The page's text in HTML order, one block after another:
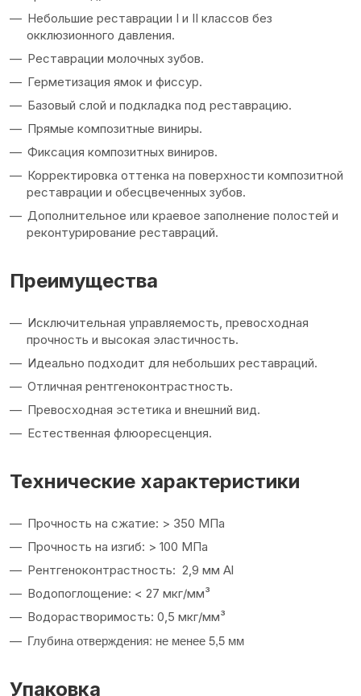
Небольшие реставрации I и II классов без
окклюзионного давления.
Реставрации молочных зубов.
Герметизация ямок и фиссур.
Базовый слой и подкладка под реставрацию.
Прямые композитные виниры.
Фиксация композитных виниров.
Корректировка оттенка на поверхности композитной
реставрации и обесцвеченных зубов.
Дополнительное или краевое заполнение полостей и
реконтурирование реставраций.
Преимущества
Исключительная управляемость, превосходная
прочность и высокая эластичность.
Идеально подходит для небольших реставраций.
Отличная рентгеноконтрастность.
Превосходная эстетика и внешний вид.
Естественная флюоресценция.
Технические характеристики
Прочность на сжатие: > 350 МПа
Прочность на изгиб: > 100 МПа
Рентгеноконтрастность: 2,9 мм Al
Водопоглощение: < 27 мкг/мм³
Водорастворимость: 0,5 мкг/мм³
Глубина отверждения: не менее 5,5 мм
Упаковка